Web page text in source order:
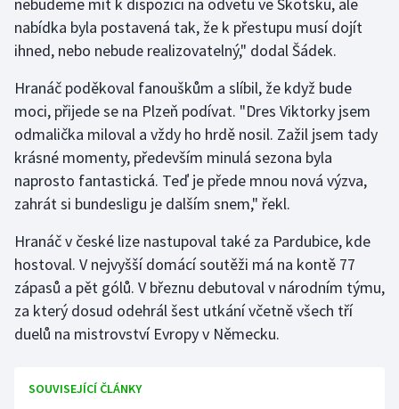
Sportovní střelba
Triatlon
Veslování
Vodní slalom
Volejbal
Ostatní
nebudeme mít k dispozici na odvetu ve Skotsku, ale
nabídka byla postavená tak, že k přestupu musí dojít
ihned, nebo nebude realizovatelný," dodal Šádek.
Hranáč poděkoval fanouškům a slíbil, že když bude
moci, přijede se na Plzeň podívat. "Dres Viktorky jsem
odmalička miloval a vždy ho hrdě nosil. Zažil jsem tady
krásné momenty, především minulá sezona byla
naprosto fantastická. Teď je přede mnou nová výzva,
zahrát si bundesligu je dalším snem," řekl.
Hranáč v české lize nastupoval také za Pardubice, kde
hostoval. V nejvyšší domácí soutěži má na kontě 77
zápasů a pět gólů. V březnu debutoval v národním týmu,
za který dosud odehrál šest utkání včetně všech tří
duelů na mistrovství Evropy v Německu.
SOUVISEJÍCÍ ČLÁNKY